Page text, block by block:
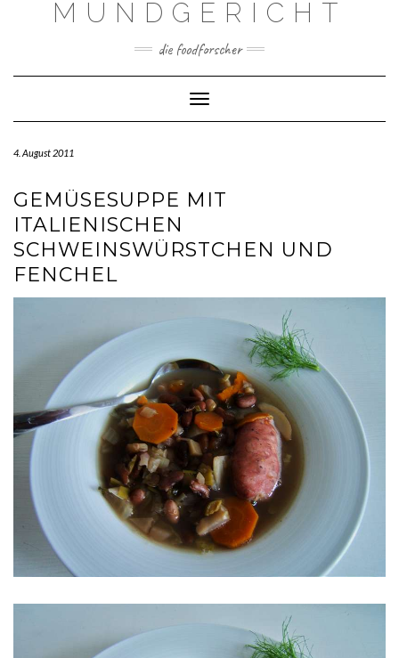
MUNDGERICHT
die foodforscher
Toggle Navigation
4. August 2011
GEMÜSESUPPE MIT
ITALIENISCHEN
SCHWEINSWÜRSTCHEN UND
FENCHEL